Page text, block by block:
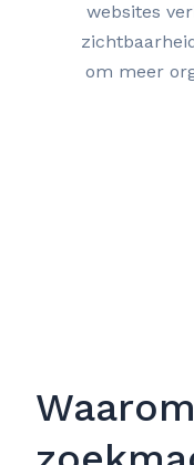
websites
om meer
Waarom